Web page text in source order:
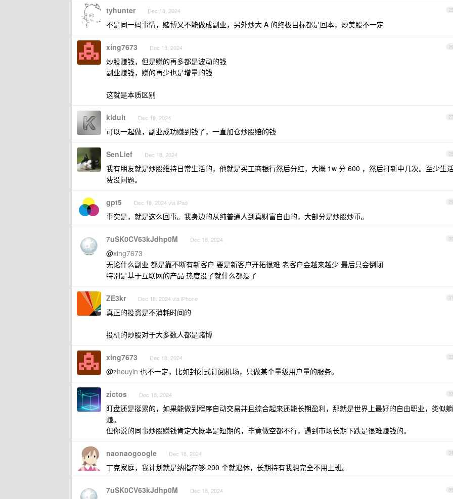
25
tyhunter Dec 18, 2024
不是同一码事情，赌博又不能做成副业，另外炒大 A 的终极目标都是回本，炒美股不一定
26
xing7673 Dec 18, 2024
炒股赚钱，但是赚的再多都是波动的钱
副业赚钱，赚的再少也是增量的钱
这就是本质区别
27
kidult Dec 18, 2024
可以一起做，副业成功赚到钱了，一直加仓炒股赔的钱
28
SenLief Dec 18, 2024
我有朋友就是炒股维持日常生活的，他就是买工商银行然后分红，大概 1w 分 600 ，然后打新中几次。至少生
费没问题。
29
gpt5 Dec 18, 2024 via iPad
事实是，就是这么回事。我身边的从纯普通人到真财富自由的，大部分是炒股炒币。
30
7uSK0CV63kJdhp0M Dec 18, 2024
@xing7673
无论什么副业 都是靠不断有新客户 要是新客户开拓很难 老客户会越来越少 最后只会倒闭
特别是基于互联网的产品 热度没了就什么都没了
31
ZE3kr Dec 18, 2024 via iPhone
真正的投资是不消耗时间的
投机的炒股对于大多数人都是赌博
32
xing7673 Dec 18, 2024
@zhouyin 也不一定，比如封闭式订阅机场，只做某个量级用户量的服务。
33
zictos Dec 18, 2024
盯盘还是挺累的，如果能做到程序自动交易并且综合起来还能长期盈利，那就是世界上最好的自由职业，类似躺
赚。
但你说的同事炒股赚钱肯定大概率是短期的，毕竟做空都不行，遇到市场长期下跌是很难赚钱的。
34
naonaogoogle Dec 18, 2024
丁克家庭，我计划就是纳指存够 200 个就退休，长期持有我想完全不用上班。
35
7uSK0CV63kJdhp0M Dec 18, 2024